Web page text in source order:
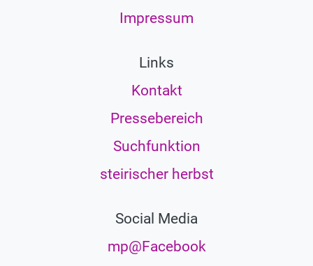
Impressum
Links
Kontakt
Pressebereich
Suchfunktion
steirischer herbst
Social Media
mp@Facebook